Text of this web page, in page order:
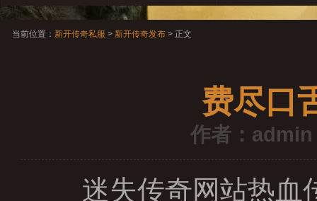
当前位置： 新开传奇私服 > 新开传奇发布 > 正文
费尽口
作者：admin
迷失传奇网站热血